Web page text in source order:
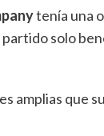
tenía una
solo
amplias que